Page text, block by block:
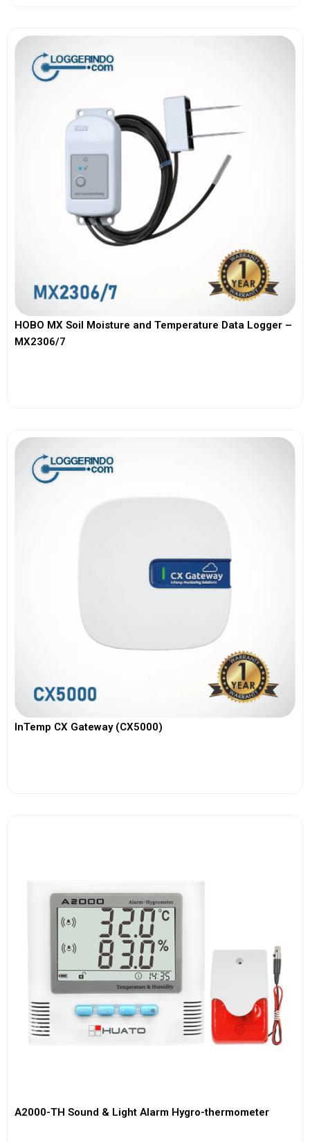
HOBO MX Soil Moisture and Temperature Data Logger –
MX2306/7
InTemp CX Gateway (CX5000)
A2000-TH Sound & Light Alarm Hygro-thermometer